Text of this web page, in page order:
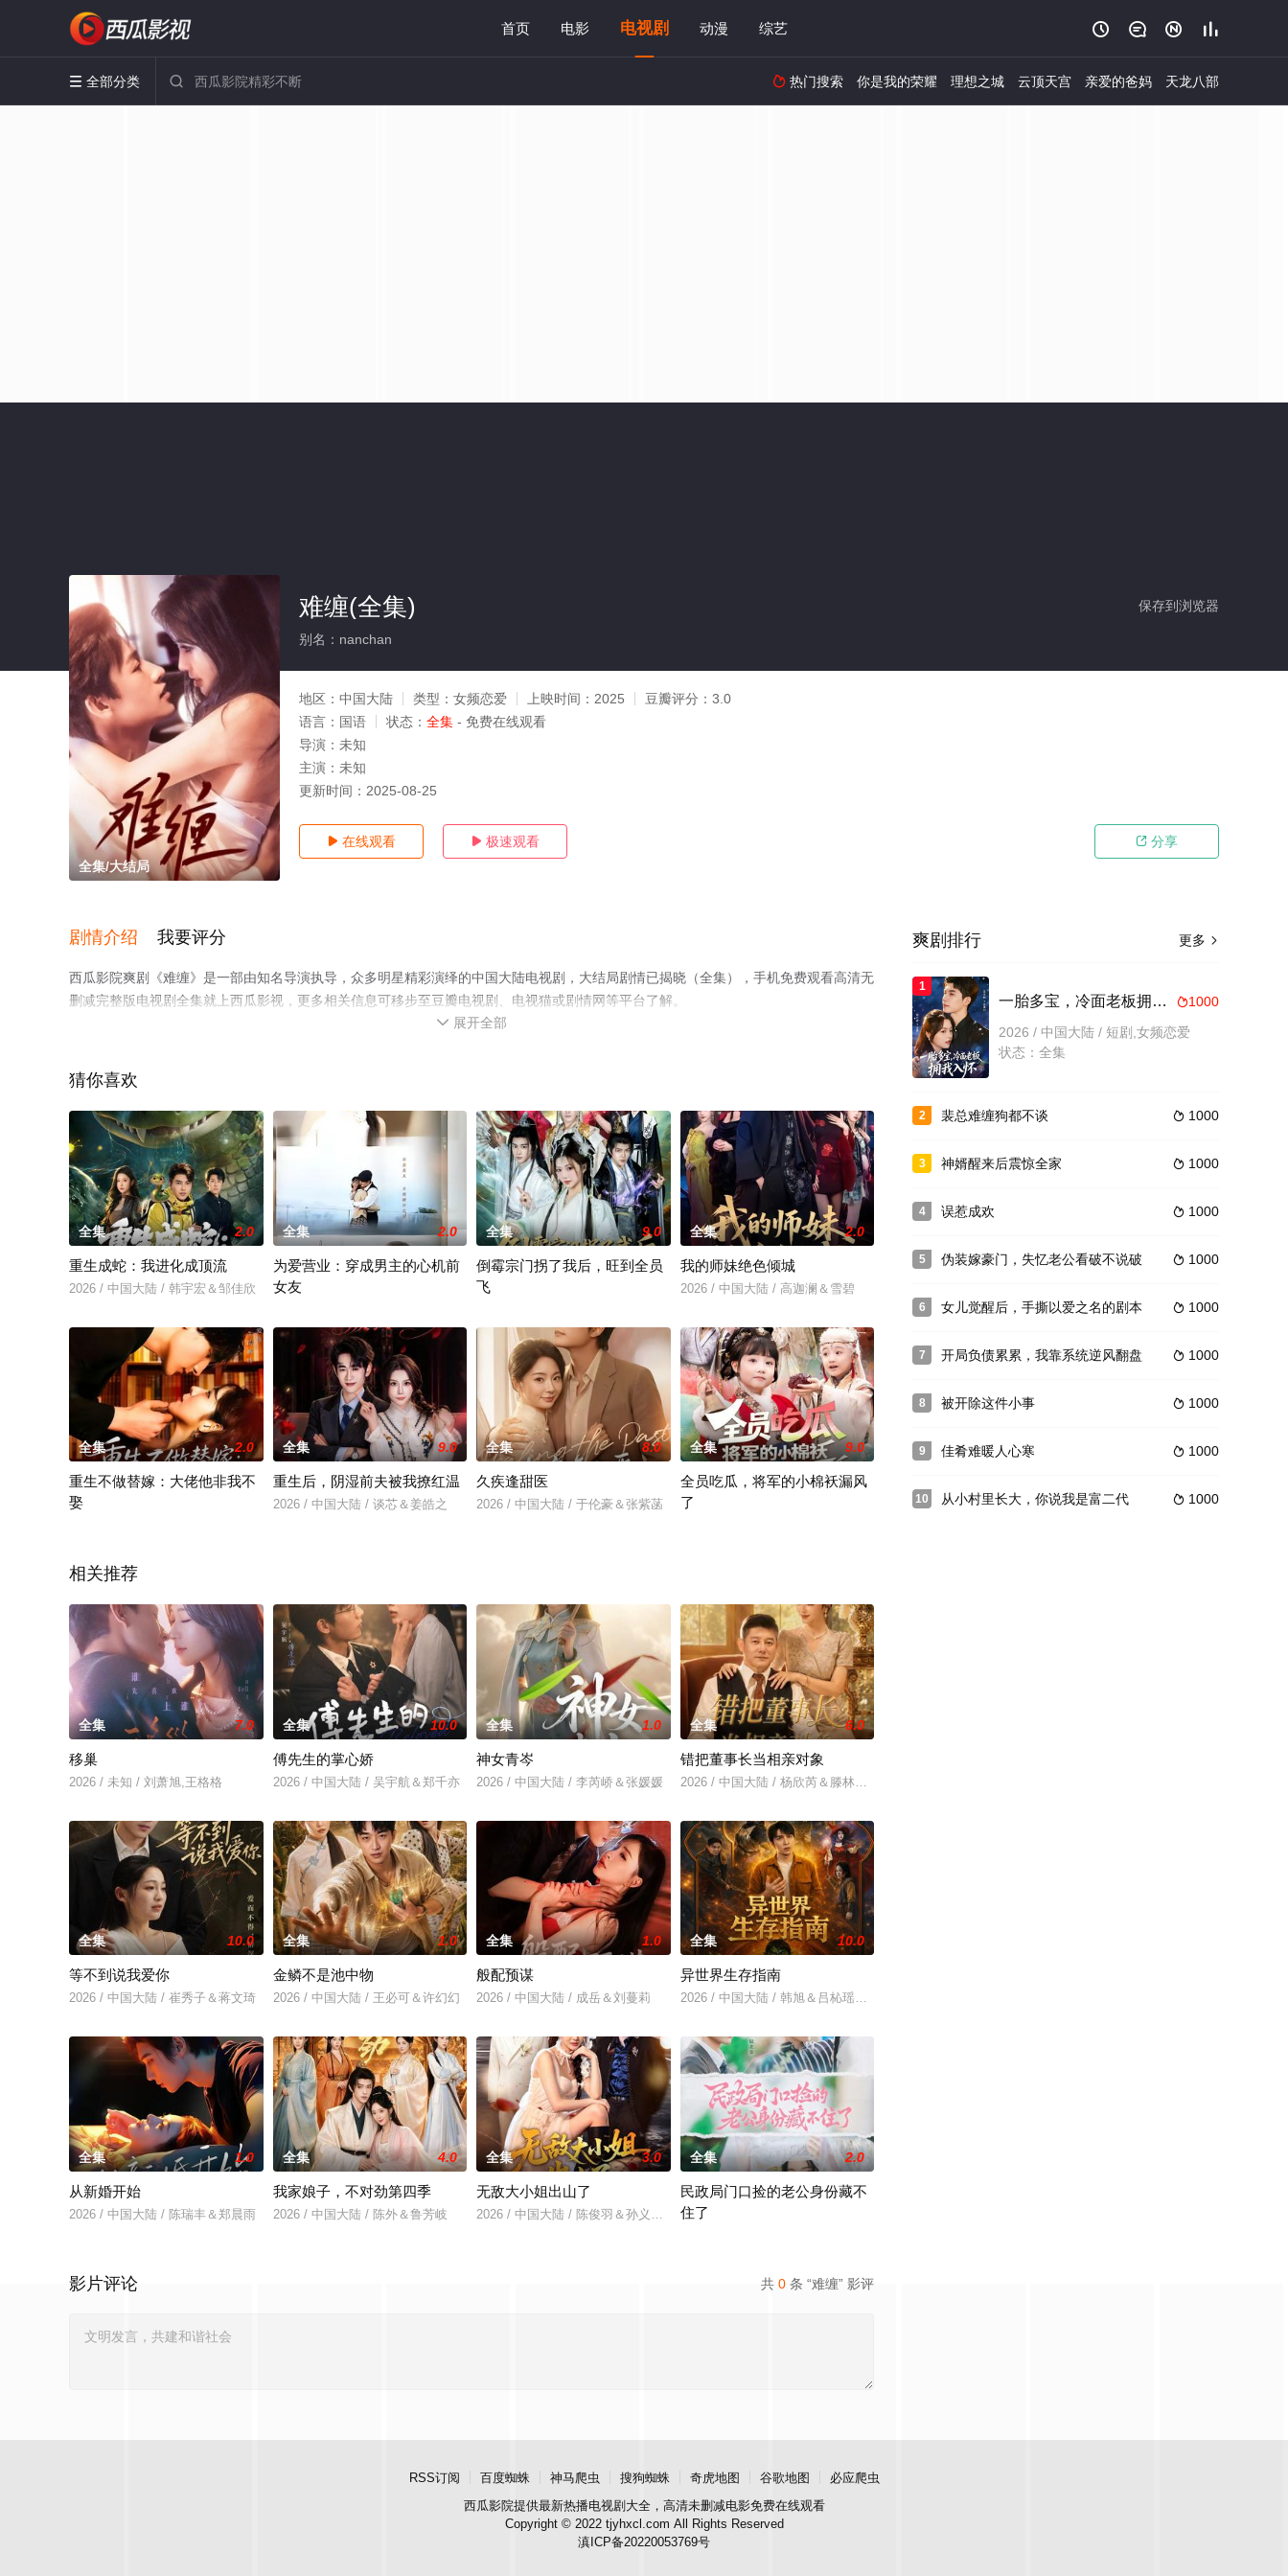
首页 电影 电视剧 动漫 综艺    
 全部分类   热门搜索 你是我的荣耀 理想之城 云顶天宫 亲爱的爸妈 天龙八部
全集/大结局
保存到浏览器
难缠(全集)
别名：nanchan
地区： 中国大陆 类型： 女频恋爱 上映时间： 2025 豆瓣评分： 3.0
语言： 国语 状态： 全集 - 免费在线观看
导演： 未知
主演： 未知
更新时间： 2025-08-25
 在线观看  极速观看  分享
剧情介绍 我要评分
西瓜影院爽剧《难缠》是一部由知名导演执导，众多明星精彩演绎的中国大陆电视剧，大结局剧情已揭晓（全集），手机免费观看高清无
删减完整版电视剧全集就上西瓜影视，更多相关信息可移步至豆瓣电视剧、电视猫或剧情网等平台了解。
。
 展开全部
猜你喜欢
全集 2.0
重生成蛇：我进化成顶流
2026 / 中国大陆 / 韩宇宏＆邹佳欣
全集 2.0
为爱营业：穿成男主的心机前
女友
全集 9.0
倒霉宗门拐了我后，旺到全员
飞
全集 2.0
我的师妹绝色倾城
2026 / 中国大陆 / 高迦澜＆雪碧
全集 2.0
重生不做替嫁：大佬他非我不
娶
全集 9.0
重生后，阴湿前夫被我撩红温
2026 / 中国大陆 / 谈芯＆姜皓之
全集 8.0
久疾逢甜医
2026 / 中国大陆 / 于伦豪＆张紫菡
全集 9.0
全员吃瓜，将军的小棉袄漏风
了
相关推荐
全集 7.0
移巢
2026 / 未知 / 刘萧旭,王格格
全集 10.0
傅先生的掌心娇
2026 / 中国大陆 / 吴宇航＆郑千亦
全集 1.0
神女青岑
2026 / 中国大陆 / 李芮峤＆张媛媛
全集 6.0
错把董事长当相亲对象
2026 / 中国大陆 / 杨欣芮＆滕林＆马治邦
全集 10.0
等不到说我爱你
2026 / 中国大陆 / 崔秀子＆蒋文琦
全集 1.0
金鳞不是池中物
2026 / 中国大陆 / 王必可＆许幻幻
全集 1.0
般配预谋
2026 / 中国大陆 / 成岳＆刘蔓莉
全集 10.0
异世界生存指南
2026 / 中国大陆 / 韩旭＆吕杺瑶＆魏尊＆夏清＆金林
全集 1.0
从新婚开始
2026 / 中国大陆 / 陈瑞丰＆郑晨雨
全集 4.0
我家娘子，不对劲第四季
2026 / 中国大陆 / 陈外＆鲁芳岐
全集 3.0
无敌大小姐出山了
2026 / 中国大陆 / 陈俊羽＆孙义宸＆郭亚宁
全集 2.0
民政局门口捡的老公身份藏不
住了
共 0 条 “难缠” 影评
影片评论
更多 
爽剧排行
1
1000
一胎多宝，冷面老板拥我入怀
2026 / 中国大陆 / 短剧,女频恋爱
状态：全集
2  1000
裴总难缠狗都不谈
3  1000
神婿醒来后震惊全家
4  1000
误惹成欢
5  1000
伪装嫁豪门，失忆老公看破不说破
6  1000
女儿觉醒后，手撕以爱之名的剧本
7  1000
开局负债累累，我靠系统逆风翻盘
8  1000
被开除这件小事
9  1000
佳肴难暖人心寒
10  1000
从小村里长大，你说我是富二代
RSS订阅 百度蜘蛛 神马爬虫 搜狗蜘蛛 奇虎地图 谷歌地图
必应爬虫
西瓜影院提供最新热播电视剧大全，高清未删减电影免费在线观看
Copyright © 2022 tjyhxcl.com All Rights Reserved
滇ICP备20220053769号